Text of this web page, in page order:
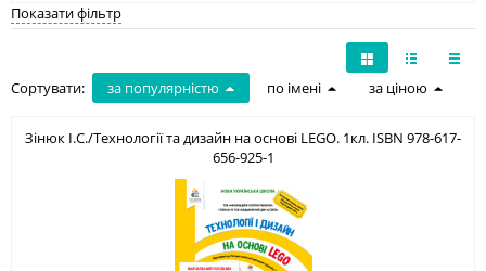
Показати фільтр
Сортувати: за популярністю по імені за ціною
Зінюк І.С./Технології та дизайн на основі LEGO. 1кл. ISBN 978-617-
656-925-1